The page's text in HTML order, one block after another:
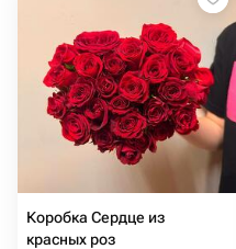
Коробка Сердце из
красных роз